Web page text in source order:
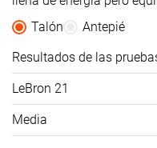
Talón
Antepié
Resultados de las
LeBron 21
Media